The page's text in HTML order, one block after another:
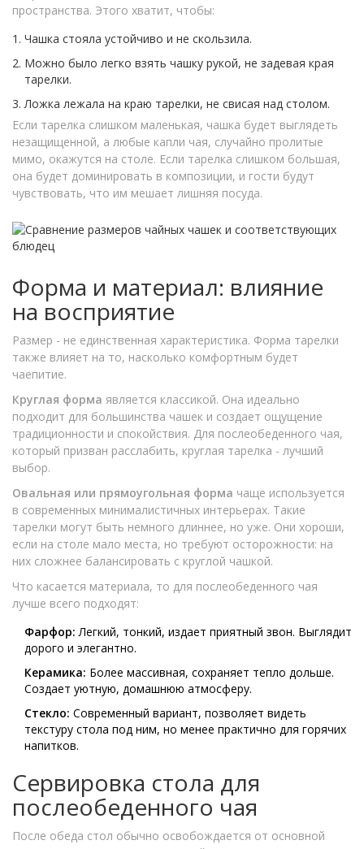
пространства. Этого хватит, чтобы:
Чашка стояла устойчиво и не скользила.
Можно было легко взять чашку рукой, не задевая края
тарелки.
Ложка лежала на краю тарелки, не свисая над столом.
Если тарелка слишком маленькая, чашка будет выглядеть
незащищенной, а любые капли чая, случайно пролитые
мимо, окажутся на столе. Если тарелка слишком большая,
она будет доминировать в композиции, и гости будут
чувствовать, что им мешает лишняя посуда.
Форма и материал: влияние
на восприятие
Размер - не единственная характеристика. Форма тарелки
также влияет на то, насколько комфортным будет
чаепитие.
Круглая форма является классикой. Она идеально
подходит для большинства чашек и создает ощущение
традиционности и спокойствия. Для послеобеденного чая,
который призван расслабить, круглая тарелка - лучший
выбор.
Овальная или прямоугольная форма чаще используется
в современных минималистичных интерьерах. Такие
тарелки могут быть немного длиннее, но уже. Они хороши,
если на столе мало места, но требуют осторожности: на
них сложнее балансировать с круглой чашкой.
Что касается материала, то для послеобеденного чая
лучше всего подходят:
Фарфор: Легкий, тонкий, издает приятный звон. Выглядит
дорого и элегантно.
Керамика: Более массивная, сохраняет тепло дольше.
Создает уютную, домашнюю атмосферу.
Стекло: Современный вариант, позволяет видеть
текстуру стола под ним, но менее практично для горячих
напитков.
Сервировка стола для
послеобеденного чая
После обеда стол обычно освобождается от основной